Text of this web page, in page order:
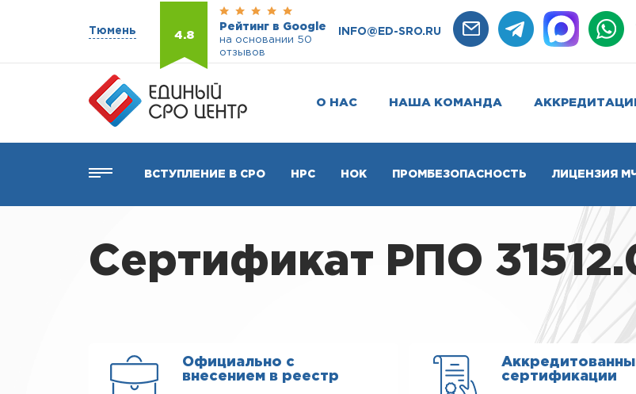
Тюмень 4.8
Рейтинг в Google
на основании 50
отзывов
INFO@ED-SRO.RU
О НАС НАША КОМАНДА
ВСТУПЛЕНИЕ В СРО НРС НОК ПРОМБЕЗОПАСНОСТЬ ЛИЦЕНЗИЯ
Сертификат РПО
Официально с
внесением в реестр
сертификации